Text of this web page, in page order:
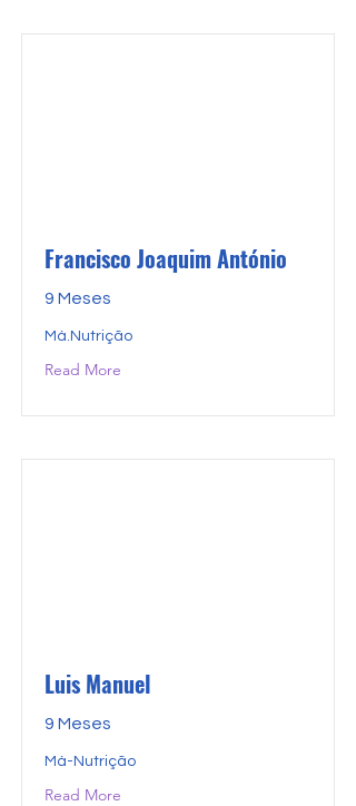
Francisco Joaquim António
9 Meses
Má.Nutrição
Read More
Luis Manuel
9 Meses
Má-Nutrição
Read More